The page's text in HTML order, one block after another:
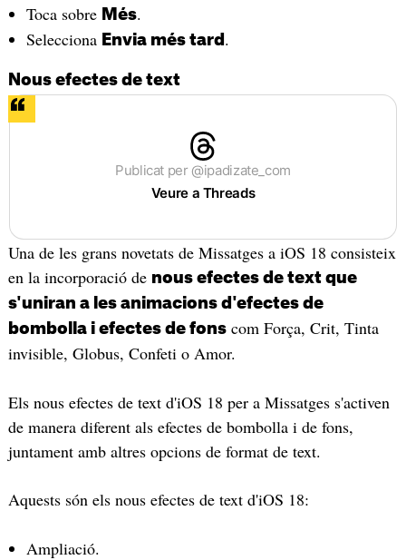
Toca sobre Més.
Selecciona Envia més tard .
Nous efectes de text
Publicat per @ipadizate_com
Veure a Threads
Una de les grans novetats de Missatges a iOS 18 consisteix
en la incorporació de nous efectes de text que
s'uniran a les animacions d'efectes de
bombolla i efectes de fonscom Força, Crit, Tinta
invisible, Globus, Confeti o Amor.
Els nous efectes de text d'iOS 18 per a Missatges s'activen
de manera diferent als efectes de bombolla i de fons,
juntament amb altres opcions de format de text.
Aquests són els nous efectes de text d'iOS 18:
Ampliació.